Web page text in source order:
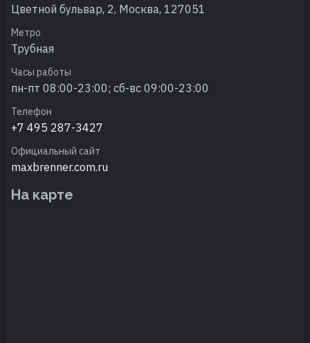
Цветной бульвар, 2, Москва, 127051
Метро
Трубная
Часы работы
пн-пт 08:00-23:00; сб-вс 09:00-23:00
Телефон
+7 495 287-3427
Официальный сайт
maxbrenner.com.ru
На карте